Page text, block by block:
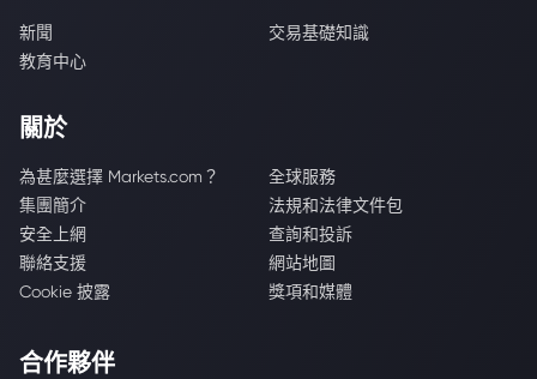
新聞
交易基礎知識
教育中心
關於
為甚麼選擇 Markets.com？
全球服務
集團簡介
法規和法律文件包
安全上網
查詢和投訴
聯絡支援
網站地圖
Cookie 披露
獎項和媒體
合作夥伴